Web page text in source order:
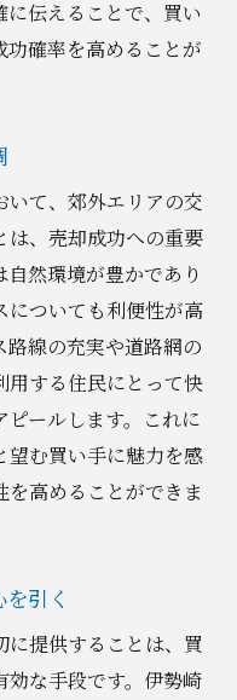
伝えることで、買い
確率を高めることが
て、郊外エリアの交
は、売却成功への重要
然環境が豊かであり
についても利便性が高
線の充実や道路網の
用する住民にとって快
ールします。これに
望む買い手に魅力を感
を高めることができま
引く
提供することは、買
効な手段です。伊勢崎